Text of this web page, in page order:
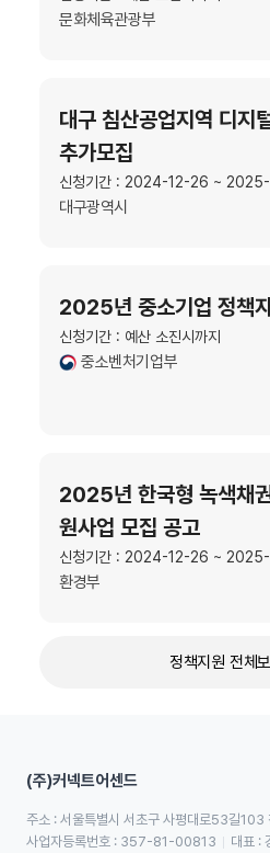
문화체육관광부
대구 침산공업지역 디지
추가모집
신청기간 : 2024-12-26 ~
대구광역시
2025년 중소기업 정책
신청기간 : 예산 소진시까지
중소벤처기업부
2025년 한국형 녹색채
원사업 모집 공고
신청기간 : 2024-12-26 ~
환경부
정책지원 전체보
(주)커넥트어센드
주소 : 서울특별시 서초구 사평대로53길
사업자등록번호 : 357-81-00813
대표 :